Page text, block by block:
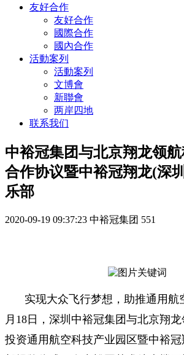
友好合作
友好合作
國際合作
國內合作
活動案列
活動案列
文博會
新聯會
两岸四地
联系我们
中裕冠集团与北京翔龙领
合作协议暨中裕冠翔龙(深
乐部
2020-09-19 09:37:23 中裕冠集团 551
实现大众飞行梦想，助推通用航
月18日，深圳中裕冠集团与北京翔
投资通用航空科技产业园区暨中裕